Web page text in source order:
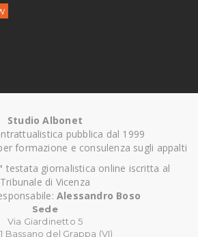
Studio Albonet
pubblica dal 1999
formazione e consulenza sugli appalti
testata giornalistica online iscritta al
Tribunale di Vicenza
Alessandro Boso
Sede
Via Giardinetto 5
Bassano del Grappa (VI)